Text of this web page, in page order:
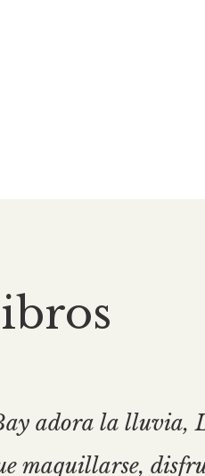
adora la lluvia,
maquillarse,